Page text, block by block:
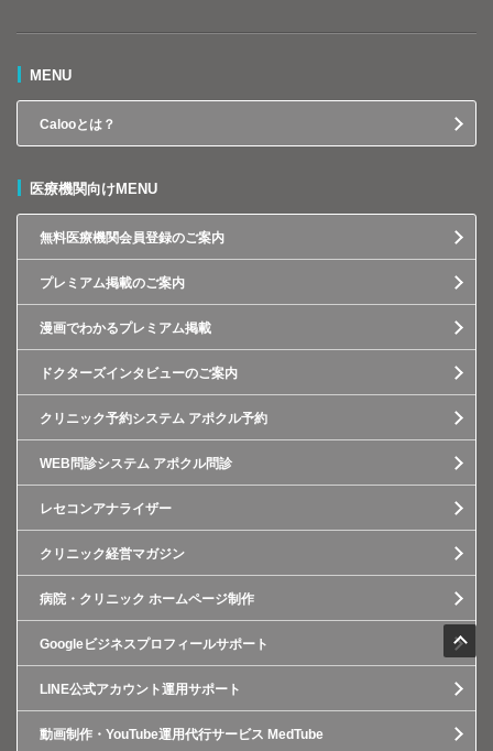
MENU
Calooとは？
医療機関向けMENU
無料医療機関会員登録のご案内
プレミアム掲載のご案内
漫画でわかるプレミアム掲載
ドクターズインタビューのご案内
クリニック予約システム アポクル予約
WEB問診システム アポクル問診
レセコンアナライザー
クリニック経営マガジン
病院・クリニック ホームページ制作
Googleビジネスプロフィールサポート
LINE公式アカウント運用サポート
動画制作・YouTube運用代行サービス MedTube